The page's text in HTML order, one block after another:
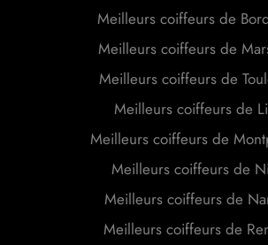
Meilleurs coiffeurs de
Meilleurs coiffeurs de
Meilleurs coiffeurs de
Meilleurs coiffeurs de
Meilleurs coiffeurs de
Meilleurs coiffeurs de
Meilleurs coiffeurs de
Meilleurs coiffeurs de